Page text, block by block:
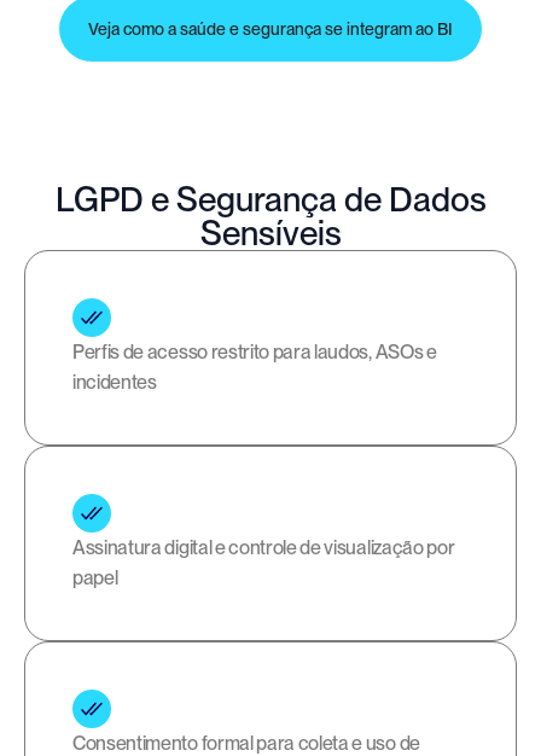
Veja como a saúde e segurança se integram ao BI
LGPD e Segurança de Dados
Sensíveis
Perfis de acesso restrito para laudos, ASOs e
incidentes
Assinatura digital e controle de visualização por
papel
Consentimento formal para coleta e uso de